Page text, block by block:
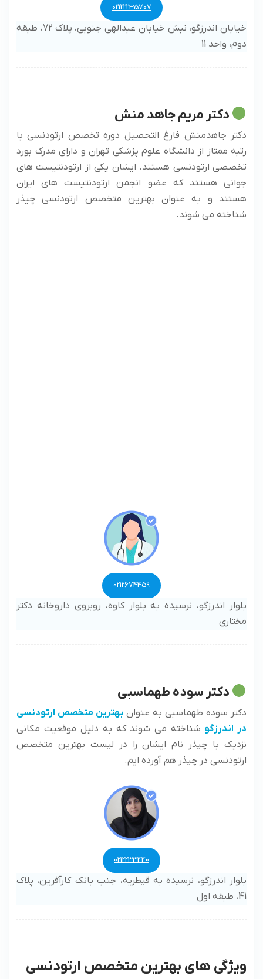
02122235707
خیابان اندرزگو، نبش خیابان عبدالهی جنوبی، پلاک 72، طبقه
دوم، واحد 11
دکتر مریم جاهد منش
دکتر جاهدمنش فارغ التحصیل دوره تخصص ارتودنسی با
رتبه ممتاز از دانشگاه علوم پزشکی تهران و دارای مدرک بورد
تخصصی ارتودنسی هستند. ایشان یکی از ارتودنتیست های
جوانی هستند که عضو انجمن ارتودنتیست های ایران
هستند و به عنوان بهترین متخصص ارتودنسی چیذر
شناخته می شوند.
0212674459
بلوار اندرزگو، نرسیده به بلوار کاوه، روبروی داروخانه دکتر
مختاری
دکتر سوده طهماسبی
دکتر سوده طهماسبی به عنوان بهترین متخصص ارتودنسی
در اندرزگو شناخته می شوند که به دلیل موقعیت مکانی
نزدیک با چیذر نام ایشان را در لیست بهترین متخصص
ارتودنسی در چیذر هم آورده ایم.
0212233440
بلوار اندرزگو، نرسیده به قیطریه، جنب بانک کارآفرین، پلاک
41، طبقه اول
ویژگی های بهترین متخصص ارتودنسی